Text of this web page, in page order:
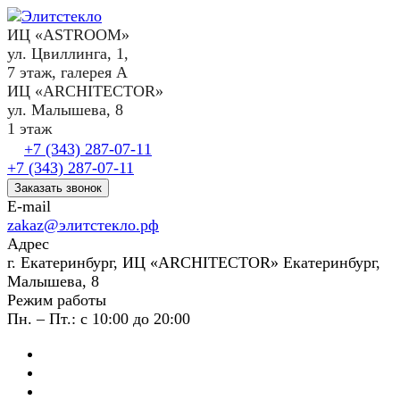
ИЦ «ASTROOM»
ул. Цвиллинга, 1,
7 этаж, галерея А
ИЦ «ARCHITECTOR»
ул. Малышева, 8
1 этаж
+7 (343) 287-07-11
+7 (343) 287-07-11
Заказать звонок
E-mail
zakaz@элитстекло.рф
Адрес
г. Екатеринбург, ИЦ «ARCHITECTOR» Екатеринбург,
Малышева, 8
Режим работы
Пн. – Пт.: с 10:00 до 20:00